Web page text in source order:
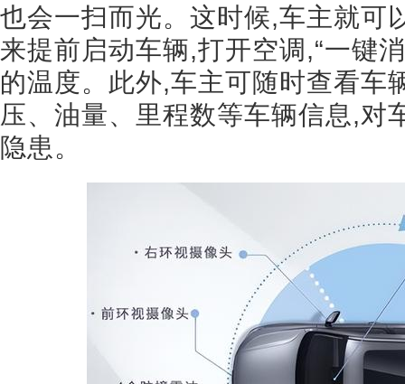
也会一扫而光。这时候,车主就可
来提前启动车辆,打开空调,“一键
的温度。此外,车主可随时查看车
压、油量、里程数等车辆信息,对
隐患。